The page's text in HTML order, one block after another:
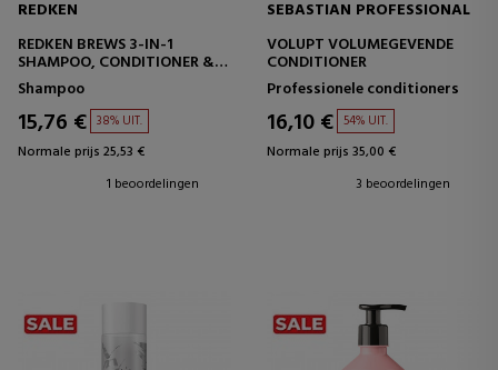
REDKEN
REDKEN BREWS 3-IN-1
SHAMPOO, CONDITIONER &
BODY WASH
Shampoo
15,76 € 38% UIT.
Normale prijs 25,53 €
1 beoordelingen
SEBASTIAN PROFESSIONAL
VOLUPT VOLUMEGEVENDE
CONDITIONER
Professionele conditioners
16,10 € 54% UIT.
Normale prijs 35,00 €
3 beoordelingen